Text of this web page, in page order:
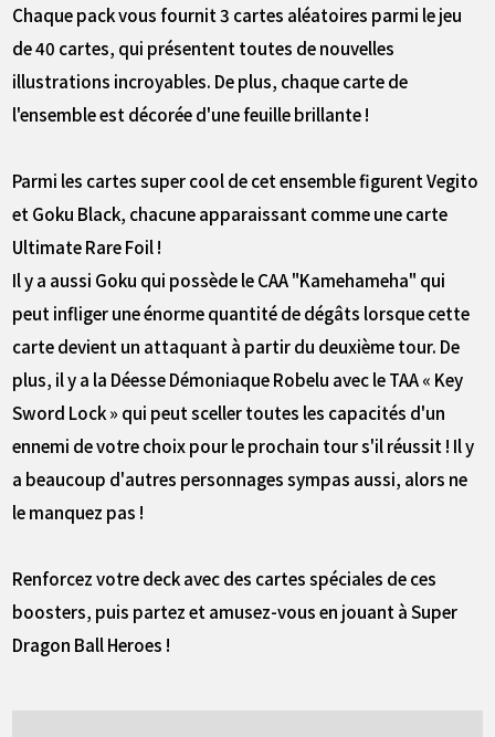
Chaque pack vous fournit 3 cartes aléatoires parmi le jeu
de 40 cartes, qui présentent toutes de nouvelles
illustrations incroyables. De plus, chaque carte de
l'ensemble est décorée d'une feuille brillante !
Parmi les cartes super cool de cet ensemble figurent Vegito
et Goku Black, chacune apparaissant comme une carte
Ultimate Rare Foil !
Il y a aussi Goku qui possède le CAA "Kamehameha" qui
peut infliger une énorme quantité de dégâts lorsque cette
carte devient un attaquant à partir du deuxième tour. De
plus, il y a la Déesse Démoniaque Robelu avec le TAA « Key
Sword Lock » qui peut sceller toutes les capacités d'un
ennemi de votre choix pour le prochain tour s'il réussit ! Il y
a beaucoup d'autres personnages sympas aussi, alors ne
le manquez pas !
Renforcez votre deck avec des cartes spéciales de ces
boosters, puis partez et amusez-vous en jouant à Super
Dragon Ball Heroes !